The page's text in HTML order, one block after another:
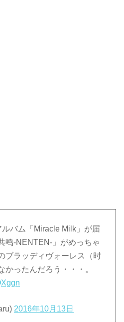
バム「Miracle Milk」が届
鸣-NENTEN-」がめっちゃ
ブラッディヴォーレス（时
かったんだろう・・・。
2016年10月13日